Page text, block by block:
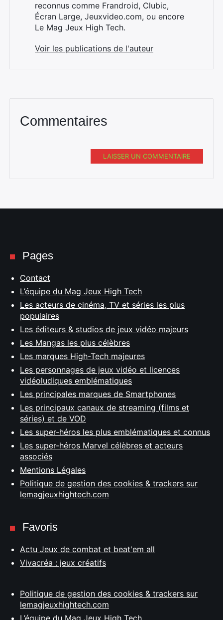
reconnus comme Frandroid, Clubic,
Écran Large, Jeuxvideo.com, ou encore
Le Mag Jeux High Tech.
Voir les publications de l'auteur
Commentaires
LAISSER UN COMMENTAIRE
Pages
Contact
L’équipe du Mag Jeux High Tech
Les acteurs de cinéma, TV et séries les plus
populaires
Les éditeurs & studios de jeux vidéo majeurs
Les Mangas les plus célèbres
Les marques High-Tech majeures
Les personnages de jeux vidéo et licences
vidéoludiques emblématiques
Les principales marques de Smartphones
Les principaux canaux de streaming (films et
séries) et de VOD
Les super-héros les plus emblématiques et connus
Les super-héros Marvel célèbres et acteurs
associés
Mentions Légales
Politique de gestion des cookies & trackers sur
lemagjeuxhightech.com
Favoris
Actu Jeux de combat et beat'em all
Vivacréa : jeux créatifs
Politique de gestion des cookies & trackers sur
lemagjeuxhightech.com
L’équipe du Mag Jeux High Tech
Rechercher